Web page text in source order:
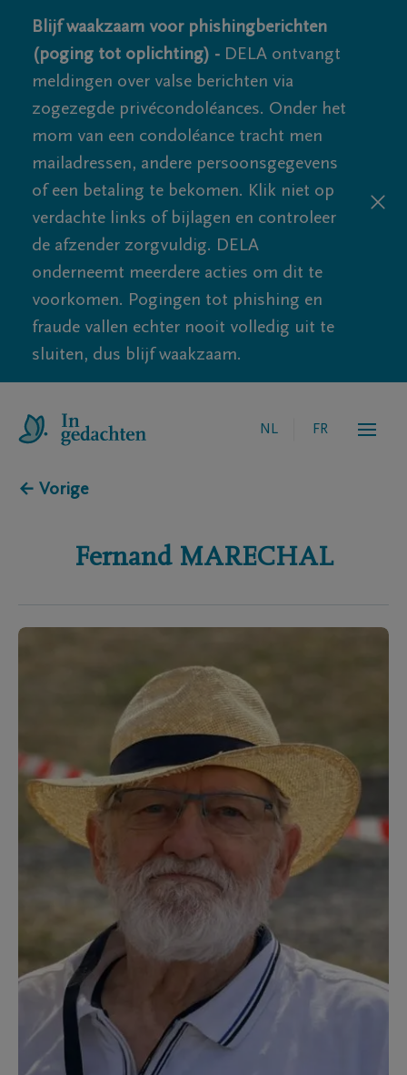
Blijf waakzaam voor phishingberichten
(poging tot oplichting) - DELA ontvangt
meldingen over valse berichten via
zogezegde privécondoléances. Onder het
mom van een condoléance tracht men
mailadressen, andere persoonsgegevens
of een betaling te bekomen. Klik niet op
verdachte links of bijlagen en controleer
de afzender zorgvuldig. DELA
onderneemt meerdere acties om dit te
voorkomen. Pogingen tot phishing en
fraude vallen echter nooit volledig uit te
sluiten, dus blijf waakzaam.
NL FR
← Vorige
Fernand MARECHAL